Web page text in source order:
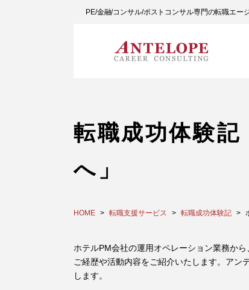
PE/金融/コンサル/ポストコンサル専門の転職エ
転職成功体験
へ」
HOME 転職支援サービス 転職成功体験記
ホテルPM会社の運用オペレーション業務か
ご経歴や活動内容をご紹介いたします。アン
します。